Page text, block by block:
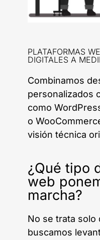
PLATAFORMAS
DIGITALES A
Combinamos
personalizados
como
o
visión técnica
¿Qué tipo
web
marcha?
No se trata solo
buscamos